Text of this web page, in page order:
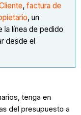
,factura de
, un
la línea de pedido
desde el
tenga en
del presupuesto a